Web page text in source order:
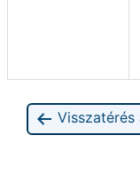
Visszatérés